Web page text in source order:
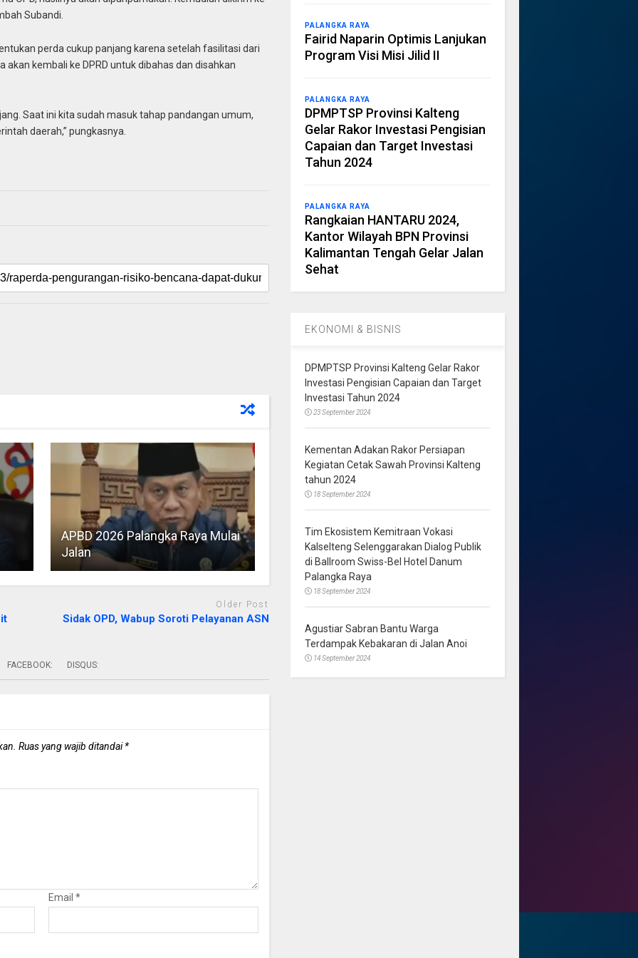
Subandi.
perda cukup panjang karena setelah fasilitasi dari
kembali ke DPRD untuk dibahas dan disahkan
Saat ini kita sudah masuk tahap pandangan umum,
daerah,” pungkasnya.
APBD 2026 Palangka Raya Mulai
Jalan
Older Post
Sidak OPD, Wabup Soroti Pelayanan ASN
FACEBOOK: DISQUS:
Ruas yang wajib ditandai*
Email *
PALANGKA RAYA
Fairid Naparin Optimis Lanjukan
Program Visi Misi Jilid II
PALANGKA RAYA
DPMPTSP Provinsi Kalteng
Gelar Rakor Investasi Pengisian
Capaian dan Target Investasi
Tahun 2024
PALANGKA RAYA
Rangkaian HANTARU 2024,
Kantor Wilayah BPN Provinsi
Kalimantan Tengah Gelar Jalan
Sehat
EKONOMI & BISNIS
DPMPTSP Provinsi Kalteng Gelar Rakor
Investasi Pengisian Capaian dan Target
Investasi Tahun 2024
23 September 2024
Kementan Adakan Rakor Persiapan
Kegiatan Cetak Sawah Provinsi Kalteng
tahun 2024
18 September 2024
Tim Ekosistem Kemitraan Vokasi
Kalselteng Selenggarakan Dialog Publik
di Ballroom Swiss-Bel Hotel Danum
Palangka Raya
18 September 2024
Agustiar Sabran Bantu Warga
Terdampak Kebakaran di Jalan Anoi
14 September 2024